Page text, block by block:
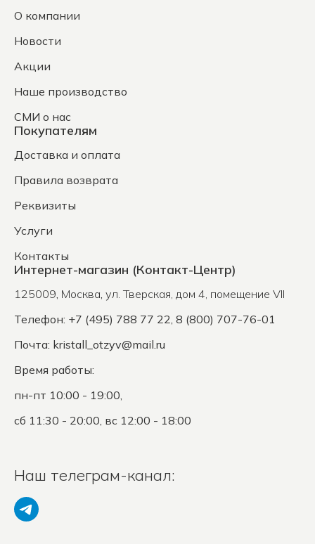
О компании
Новости
Акции
Наше производство
СМИ о нас
Покупателям
Доставка и оплата
Правила возврата
Реквизиты
Услуги
Контакты
Интернет-магазин (Контакт-Центр)
125009, Москва, ул. Тверская, дом 4, помещение VII
Телефон: +7 (495) 788 77 22, 8 (800) 707-76-01
Почта: kristall_otzyv@mail.ru
Время работы:
пн-пт 10:00 - 19:00,
сб 11:30 - 20:00, вс 12:00 - 18:00
Наш телеграм-канал: